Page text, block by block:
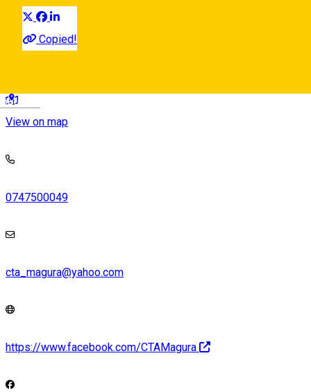
Deutsch
Copied!
View on map
0747500049
cta_magura@yahoo.com
https://www.facebook.com/CTAMagura